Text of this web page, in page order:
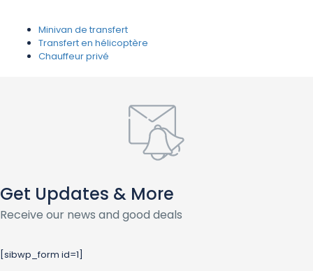
Minivan de transfert
Transfert en hélicoptère
Chauffeur privé
Get Updates & More
Receive our news and good deals
[sibwp_form id=1]